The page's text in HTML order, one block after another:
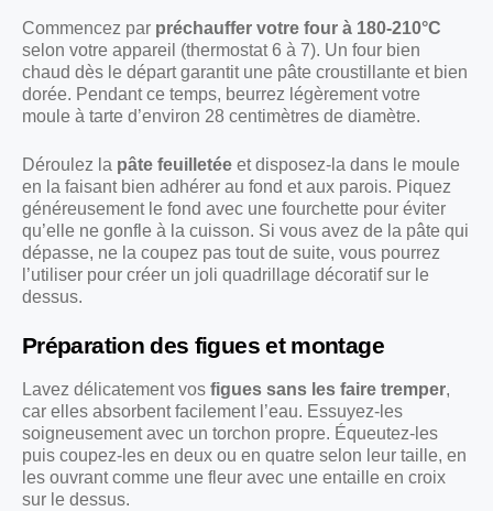
Commencez par préchauffer votre four à 180-210°C
selon votre appareil (thermostat 6 à 7). Un four bien
chaud dès le départ garantit une pâte croustillante et bien
dorée. Pendant ce temps, beurrez légèrement votre
moule à tarte d’environ 28 centimètres de diamètre.
Déroulez la pâte feuilletée et disposez-la dans le moule
en la faisant bien adhérer au fond et aux parois. Piquez
généreusement le fond avec une fourchette pour éviter
qu’elle ne gonfle à la cuisson. Si vous avez de la pâte qui
dépasse, ne la coupez pas tout de suite, vous pourrez
l’utiliser pour créer un joli quadrillage décoratif sur le
dessus.
Préparation des figues et montage
Lavez délicatement vos figues sans les faire tremper,
car elles absorbent facilement l’eau. Essuyez-les
soigneusement avec un torchon propre. Équeutez-les
puis coupez-les en deux ou en quatre selon leur taille, en
les ouvrant comme une fleur avec une entaille en croix
sur le dessus.